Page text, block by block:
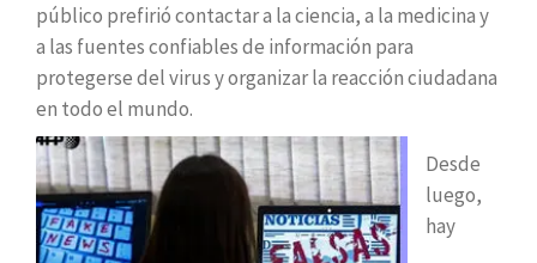
público prefirió contactar a la ciencia, a la medicina y
a las fuentes confiables de información para
protegerse del virus y organizar la reacción ciudadana
en todo el mundo.
Desde
luego,
hay